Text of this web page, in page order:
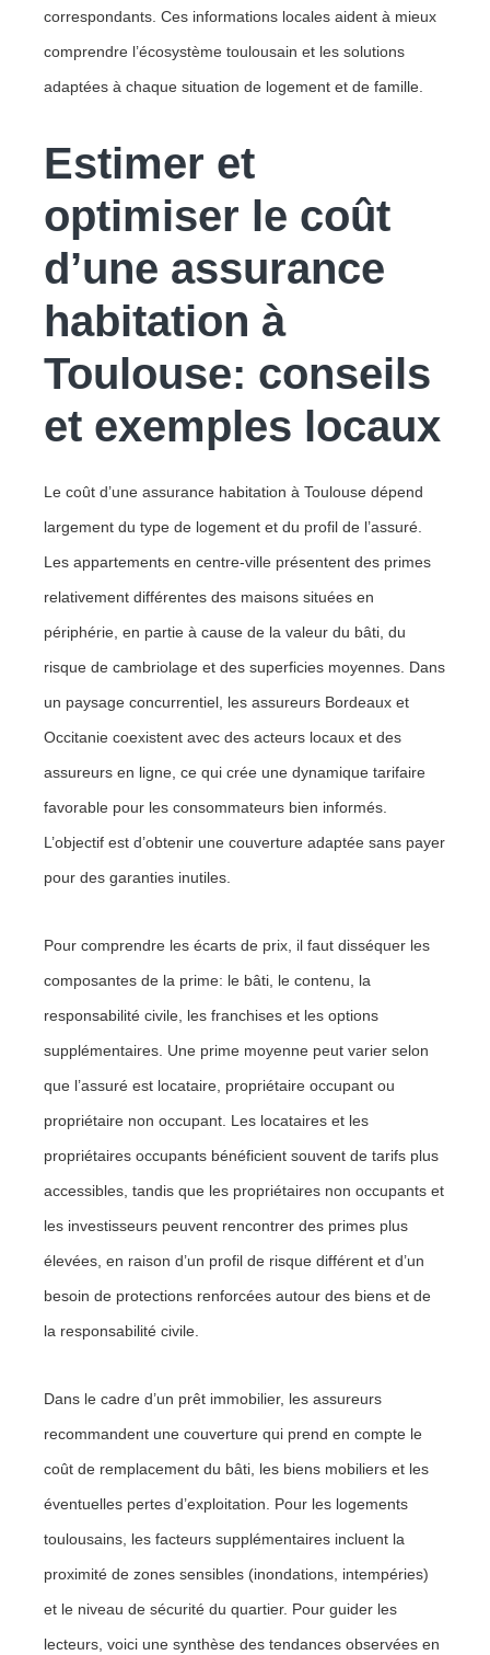
correspondants. Ces informations locales aident à mieux
comprendre l’écosystème toulousain et les solutions
adaptées à chaque situation de logement et de famille.
Estimer et
optimiser le coût
d’une assurance
habitation à
Toulouse: conseils
et exemples locaux
Le coût d’une assurance habitation à Toulouse dépend
largement du type de logement et du profil de l’assuré.
Les appartements en centre-ville présentent des primes
relativement différentes des maisons situées en
périphérie, en partie à cause de la valeur du bâti, du
risque de cambriolage et des superficies moyennes. Dans
un paysage concurrentiel, les assureurs Bordeaux et
Occitanie coexistent avec des acteurs locaux et des
assureurs en ligne, ce qui crée une dynamique tarifaire
favorable pour les consommateurs bien informés.
L’objectif est d’obtenir une couverture adaptée sans payer
pour des garanties inutiles.
Pour comprendre les écarts de prix, il faut disséquer les
composantes de la prime: le bâti, le contenu, la
responsabilité civile, les franchises et les options
supplémentaires. Une prime moyenne peut varier selon
que l’assuré est locataire, propriétaire occupant ou
propriétaire non occupant. Les locataires et les
propriétaires occupants bénéficient souvent de tarifs plus
accessibles, tandis que les propriétaires non occupants et
les investisseurs peuvent rencontrer des primes plus
élevées, en raison d’un profil de risque différent et d’un
besoin de protections renforcées autour des biens et de
la responsabilité civile.
Dans le cadre d’un prêt immobilier, les assureurs
recommandent une couverture qui prend en compte le
coût de remplacement du bâti, les biens mobiliers et les
éventuelles pertes d’exploitation. Pour les logements
toulousains, les facteurs supplémentaires incluent la
proximité de zones sensibles (inondations, intempéries)
et le niveau de sécurité du quartier. Pour guider les
lecteurs, voici une synthèse des tendances observées en